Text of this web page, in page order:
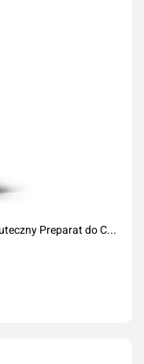
Preparat do C...